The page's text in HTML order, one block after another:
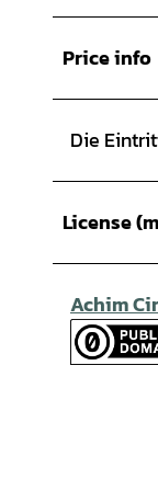
Price info
Die
License
Achim